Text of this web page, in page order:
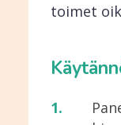
toimet